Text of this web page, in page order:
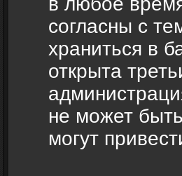
согласны с
храниться в
открыта
не может
могут